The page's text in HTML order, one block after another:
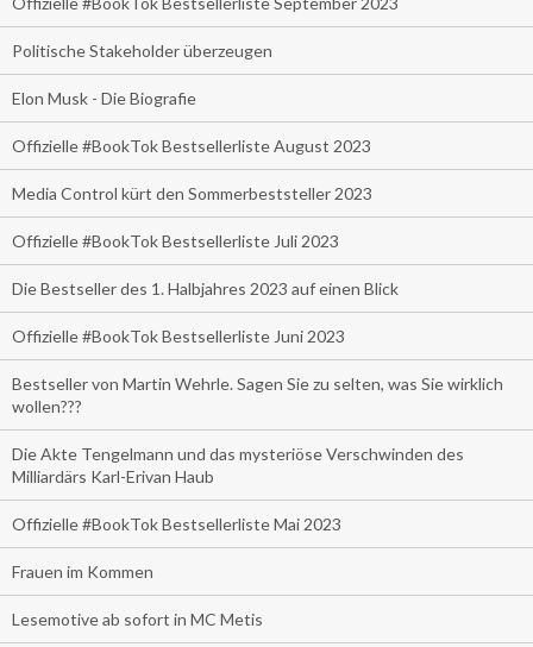
Politische Stakeholder überzeugen
Elon Musk - Die Biografie
Offizielle #BookTok Bestsellerliste August 2023
Media Control kürt den Sommerbeststeller 2023
Offizielle #BookTok Bestsellerliste Juli 2023
Die Bestseller des 1. Halbjahres 2023 auf einen Blick
Offizielle #BookTok Bestsellerliste Juni 2023
Bestseller von Martin Wehrle. Sagen Sie zu selten, was Sie wirklich
wollen???
Die Akte Tengelmann und das mysteriöse Verschwinden des
Milliardärs Karl-Erivan Haub
Offizielle #BookTok Bestsellerliste Mai 2023
Frauen im Kommen
Lesemotive ab sofort in MC Metis